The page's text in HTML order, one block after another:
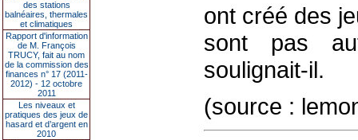
des stations
balnéaires, thermales
et climatiques
Rapport d'information
de M. François
TRUCY, fait au nom
de la commission des
finances n° 17 (2011-
2012) - 12 octobre
2011
Les niveaux et
pratiques des jeux de
hasard et d’argent en
2010
ont créé des
sont pas
soulignait-il.
(source :